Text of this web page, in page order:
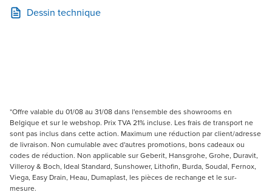
Dessin technique
*Offre valable du 01/08 au 31/08 dans l'ensemble des showrooms en
Belgique et sur le webshop. Prix TVA 21% incluse. Les frais de transport ne
sont pas inclus dans cette action. Maximum une réduction par client/adresse
de livraison. Non cumulable avec d'autres promotions, bons cadeaux ou
codes de réduction. Non applicable sur Geberit, Hansgrohe, Grohe, Duravit,
Villeroy & Boch, Ideal Standard, Sunshower, Lithofin, Burda, Soudal, Fernox,
Viega, Easy Drain, Heau, Dumaplast, les pièces de rechange et le sur-
mesure.